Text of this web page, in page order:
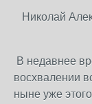
Николай
В недавнее
восхвалении
ныне уже